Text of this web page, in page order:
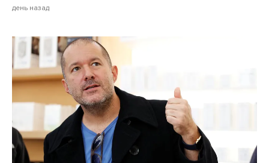
день назад